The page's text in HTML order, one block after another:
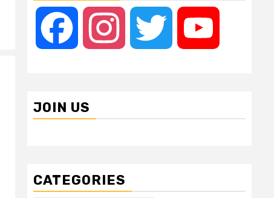
Facebook Instagram Twitter
JOIN US
CATEGORIES